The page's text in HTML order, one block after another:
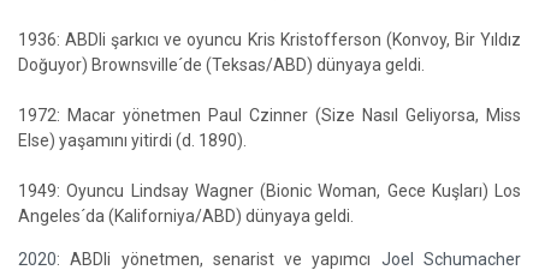
1936: ABDli şarkıcı ve oyuncu Kris Kristofferson (Konvoy, Bir Yıldız
Doğuyor) Brownsville´de (Teksas/ABD) dünyaya geldi.
1972: Macar yönetmen Paul Czinner (Size Nasıl Geliyorsa, Miss
Else) yaşamını yitirdi (d. 1890).
1949: Oyuncu Lindsay Wagner (Bionic Woman, Gece Kuşları) Los
Angeles´da (Kaliforniya/ABD) dünyaya geldi.
2020: ABDli yönetmen, senarist ve yapımcı Joel Schumacher